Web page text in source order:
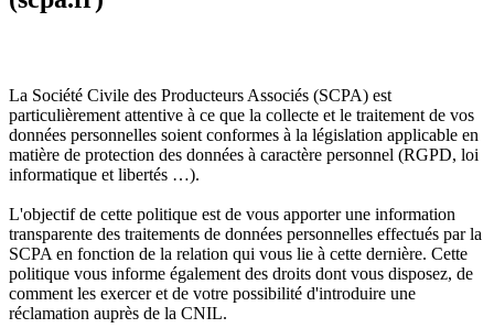
​La Société Civile des Producteurs Associés (SCPA) est
particulièrement attentive à ce que la collecte et le traitement de vos
données personnelles soient conformes à la législation applicable en
matière de protection des données à caractère personnel (RGPD, loi
informatique et libertés …).
L'objectif de cette politique est de vous apporter une information
transparente des traitements de données personnelles effectués par la
SCPA en fonction de la relation qui vous lie à cette dernière. Cette
politique vous informe également des droits dont vous disposez, de
comment les exercer et de votre possibilité d'introduire une
réclamation auprès de la CNIL.